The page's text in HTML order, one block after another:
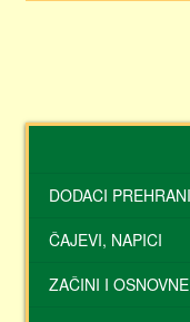
DODACI PREHRANI
ČAJEVI, NAPICI
ZAČINI I